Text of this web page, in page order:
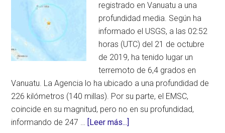
Wallis
Futuna
14
¿Un
aviso
o
mera
registrado en Vanuatu a una
profundidad media. Según ha
informado el USGS, a las 02:52
horas (UTC) del 21 de octubre
de 2019, ha tenido lugar un
terremoto de 6,4 grados en
Vanuatu. La Agencia lo ha ubicado a una profundidad de
226 kilómetros (140 millas). Por su parte, el EMSC,
coincide en su magnitud, pero no en su profundidad,
informando de 247 … [Leer más...]